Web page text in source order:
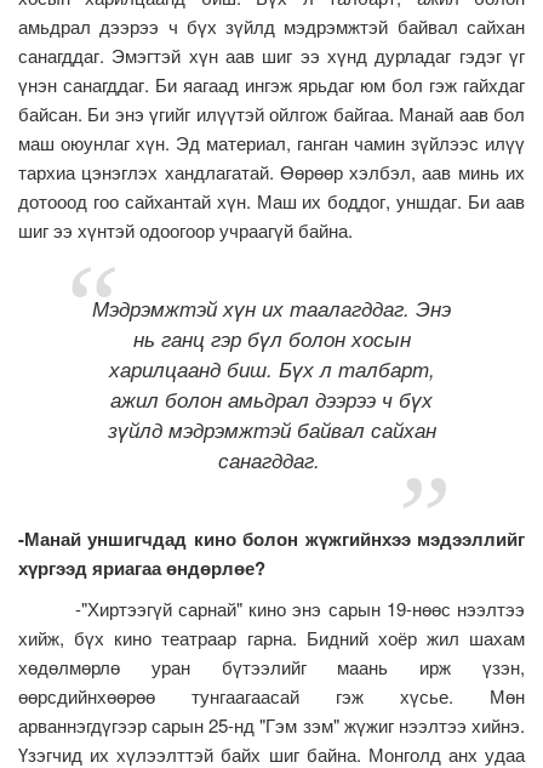
амьдрал дээрээ ч бүх зүйлд мэдрэмжтэй байвал сайхан
санагддаг. Эмэгтэй хүн аав шиг ээ хүнд дурладаг гэдэг үг
үнэн санагддаг. Би яагаад ингэж ярьдаг юм бол гэж гайхдаг
байсан. Би энэ үгийг илүүтэй ойлгож байгаа. Манай аав бол
маш оюунлаг хүн. Эд материал, ганган чамин зүйлээс илүү
тархиа цэнэглэх хандлагатай. Өөрөөр хэлбэл, аав минь их
дотооод гоо сайхантай хүн. Маш их боддог, уншдаг. Би аав
шиг ээ хүнтэй одоогоор учраагүй байна.
Мэдрэмжтэй хүн их таалагддаг. Энэ
нь ганц гэр бүл болон хосын
харилцаанд биш. Бүх л талбарт,
ажил болон амьдрал дээрээ ч бүх
зүйлд мэдрэмжтэй байвал сайхан
санагддаг.
-Манай уншигчдад кино болон жүжгийнхээ мэдээллийг
хүргээд яриагаа өндөрлөе?
-"Хиртээгүй сарнай" кино энэ сарын 19-нөөс нээлтээ
хийж, бүх кино театраар гарна. Бидний хоёр жил шахам
хөдөлмөрлө уран бүтээлийг маань ирж үзэн,
өөрсдийнхөөрөө тунгаагаасай гэж хүсье. Мөн
арваннэгдүгээр сарын 25-нд "Гэм зэм" жүжиг нээлтээ хийнэ.
Үзэгчид их хүлээлттэй байх шиг байна. Монголд анх удаа